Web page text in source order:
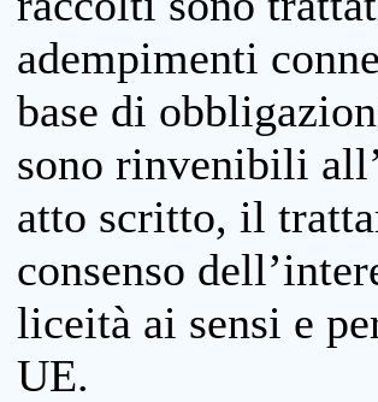
adempimenti
base di
sono rinvenibili
atto scritto, il
consenso
liceità ai sensi e
UE.